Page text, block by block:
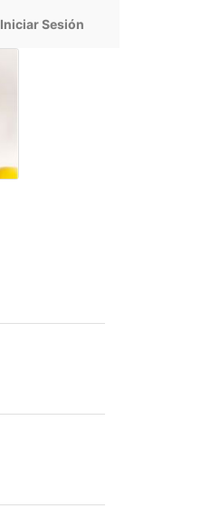
Iniciar Sesión